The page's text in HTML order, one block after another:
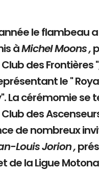
le flambeau
àMichel Moons ,
des Frontières
le "
La cérémomie se
des
de nombreux
Louis Jorion ,
de la Ligue